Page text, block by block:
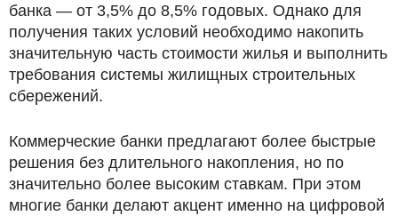
банка — от 3,5% до 8,5% годовых. Однако для
получения таких условий необходимо накопить
значительную часть стоимости жилья и выполнить
требования системы жилищных строительных
сбережений.
Коммерческие банки предлагают более быстрые
решения без длительного накопления, но по
значительно более высоким ставкам. При этом
многие банки делают акцент именно на цифровой